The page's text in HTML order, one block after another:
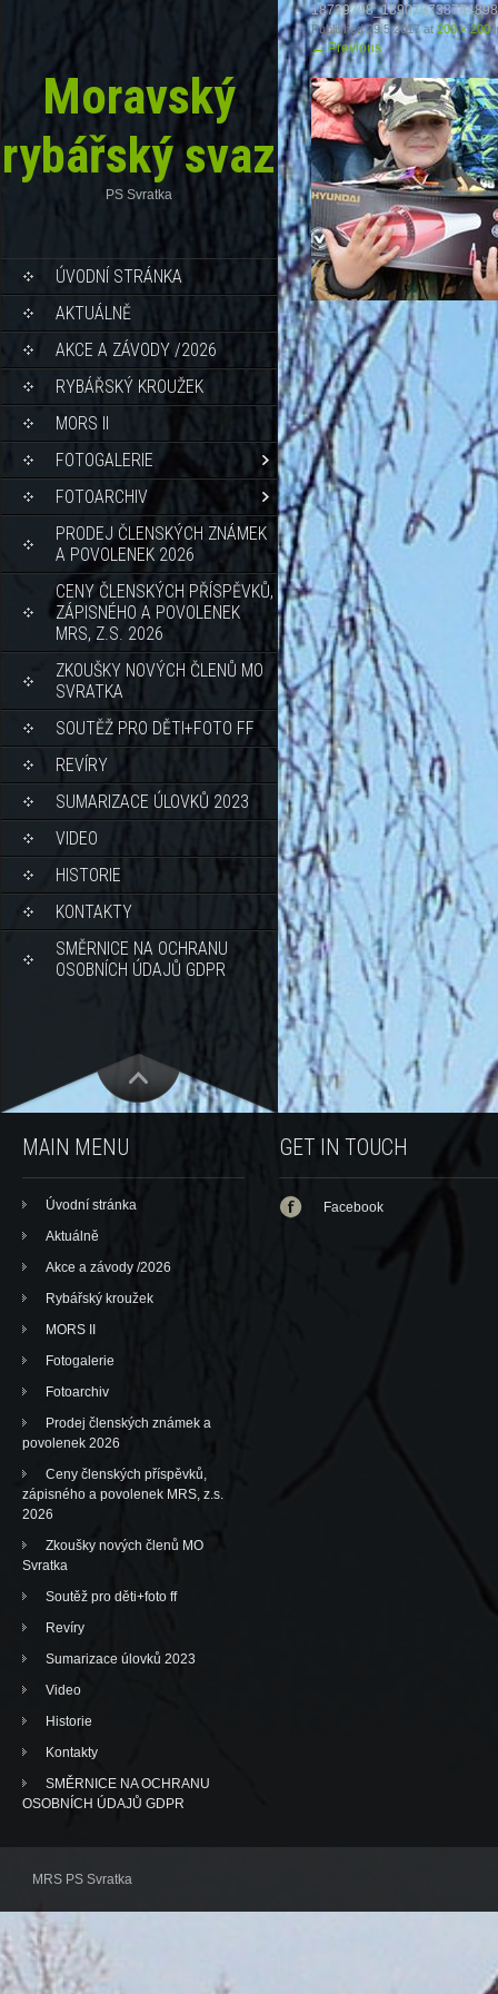
Moravský
rybářský svaz
PS Svratka
ÚVODNÍ STRÁNKA
AKTUÁLNĚ
AKCE A ZÁVODY /2026
RYBÁŘSKÝ KROUŽEK
MORS II
FOTOGALERIE
FOTOARCHIV
PRODEJ ČLENSKÝCH ZNÁMEK
A POVOLENEK 2026
CENY ČLENSKÝCH PŘÍSPĚVKŮ,
ZÁPISNÉHO A POVOLENEK
MRS, Z.S. 2026
ZKOUŠKY NOVÝCH ČLENŮ MO
SVRATKA
SOUTĚŽ PRO DĚTI+FOTO FF
REVÍRY
SUMARIZACE ÚLOVKŮ 2023
VIDEO
HISTORIE
KONTAKTY
SMĚRNICE NA OCHRANU
OSOBNÍCH ÚDAJŮ GDPR
Published29.5.2017at200 × 200
←Previous
MAIN MENU
Úvodní stránka
Aktuálně
Akce a závody /2026
Rybářský kroužek
MORS II
Fotogalerie
Fotoarchiv
Prodej členských známek a
povolenek 2026
Ceny členských příspěvků,
zápisného a povolenek MRS, z.s.
2026
Zkoušky nových členů MO
Svratka
Soutěž pro děti+foto ff
Revíry
Sumarizace úlovků 2023
Video
Historie
Kontakty
SMĚRNICE NA OCHRANU
OSOBNÍCH ÚDAJŮ GDPR
GET IN TOUCH
Facebook
MRS PS Svratka